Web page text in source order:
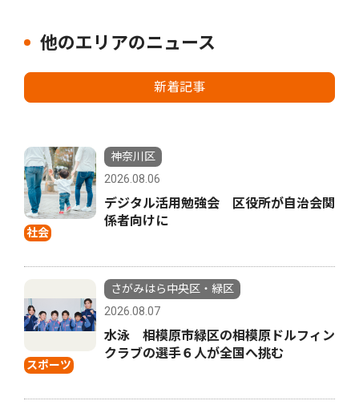
他のエリアのニュース
新着記事
社会
神奈川区
2026.08.06
デジタル活用勉強会 区役所が自治会関
係者向けに
スポーツ
さがみはら中央区・緑区
2026.08.07
水泳 相模原市緑区の相模原ドルフィン
クラブの選手６人が全国へ挑む